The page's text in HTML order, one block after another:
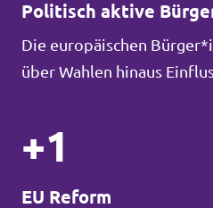
Politisch aktive
Die europäischen
über Wahlen hinaus
+1
EU Reform